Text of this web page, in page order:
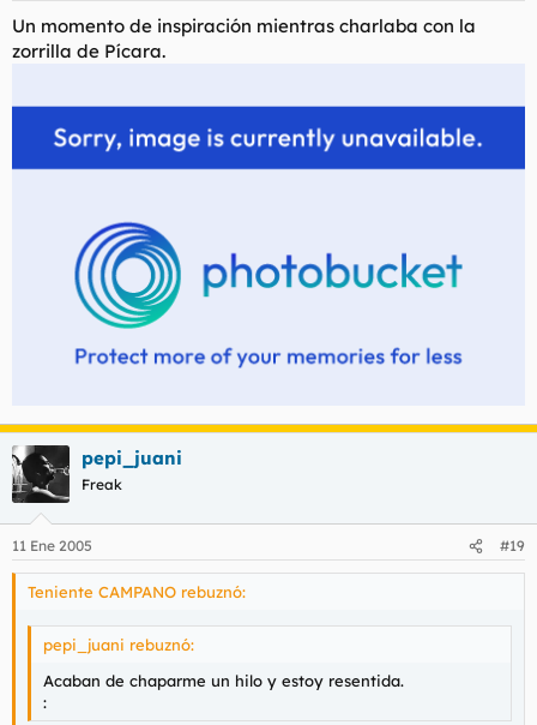
Un momento de inspiración mientras charlaba con la
zorrilla de Pícara.
pepi_juani
Freak
11 Ene 2005 #19
Teniente CAMPANO rebuznó:
pepi_juani rebuznó:
Acaban de chaparme un hilo y estoy resentida.
: